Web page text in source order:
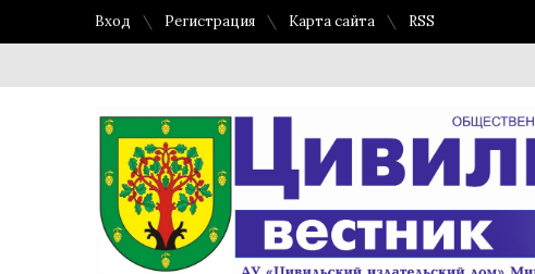
Вход Регистрация Карта сайта RSS